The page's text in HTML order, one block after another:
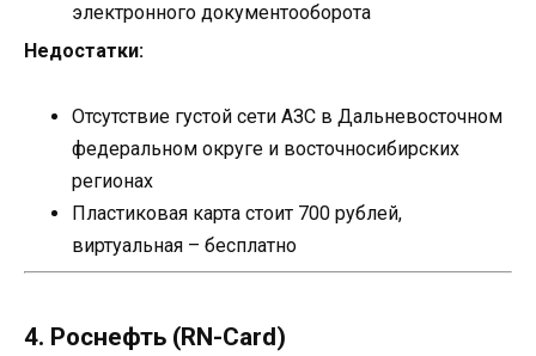
электронного документооборота
Недостатки:
Отсутствие густой сети АЗС в Дальневосточном
федеральном округе и восточносибирских
регионах
Пластиковая карта стоит 700 рублей,
виртуальная – бесплатно
4. Роснефть (RN-Card)